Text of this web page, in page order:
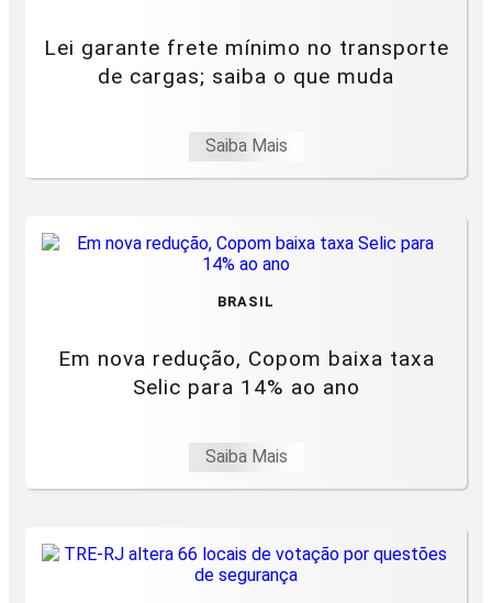
Lei garante frete mínimo no transporte
de cargas; saiba o que muda
Saiba Mais
BRASIL
Em nova redução, Copom baixa taxa
Selic para 14% ao ano
Saiba Mais